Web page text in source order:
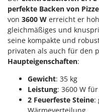
Poolstaubsauger
R
Rasenmäher
Rasentraktoren
Rasentrimmer -
Rasentrimmer -
Gierre
Ginko - MGM
Gipeco
Girmi
Goodyear
GRAEF
Gre
perfekte Backen von
von 3600 W erreicht er
gleichmäßiges und
seine kompakte und
privaten als auch für den
Haupteigenschaften:
Gewicht: 35 kg
Leistung: 3600 W
2 Feuerfeste Steine: